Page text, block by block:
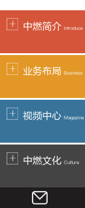
中燃简介 Introduce
业务布局 Business
视频中心 Magazine
中燃文化 Culture